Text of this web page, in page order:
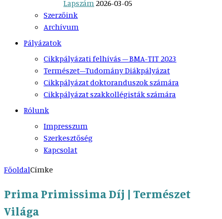
Lapszám2026-03-05
Szerzőink
Archívum
Pályázatok
Cikkpályázati felhívás – BMA-TIT 2023
Természet–Tudomány Diákpályázat
Cikkpályázat doktoranduszok számára
Cikkpályázat szakkollégisták számára
Rólunk
Impresszum
Szerkesztőség
Kapcsolat
FőoldalCímke
Prima Primissima Díj | Természet
Világa